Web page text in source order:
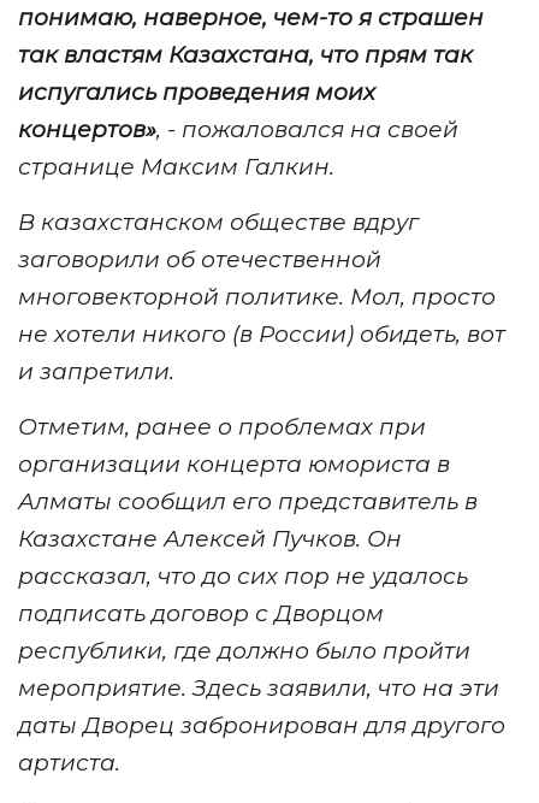
понимаю, наверное, чем-то я страшен
так властям Казахстана, что прям так
испугались проведения моих
концертов», - пожаловался на своей
странице Максим Галкин.
В казахстанском обществе вдруг
заговорили об отечественной
многовекторной политике. Мол, просто
не хотели никого (в России) обидеть, вот
и запретили.
Отметим, ранее о проблемах при
организации концерта юмориста в
Алматы сообщил его представитель в
Казахстане Алексей Пучков. Он
рассказал, что до сих пор не удалось
подписать договор с Дворцом
республики, где должно было пройти
мероприятие. Здесь заявили, что на эти
даты Дворец забронирован для другого
артиста.